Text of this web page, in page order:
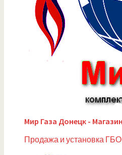
Мир Газа Донецк -
Продажа и установка